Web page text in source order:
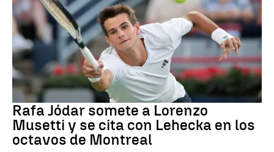
Tenis
Rafa Jódar somete a Lorenzo
Musetti y se cita con Lehecka en los
octavos de Montreal